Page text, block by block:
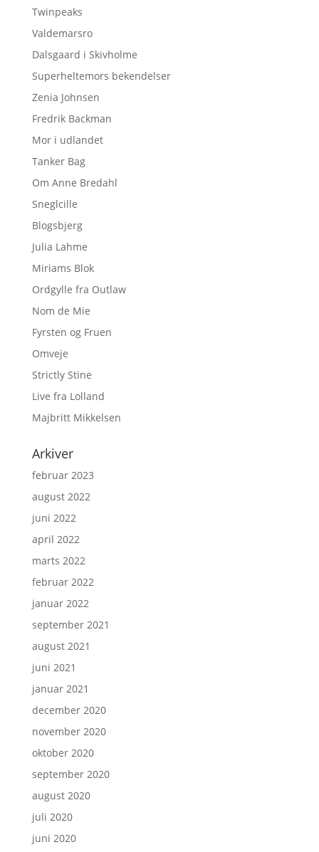
Twinpeaks
Valdemarsro
Dalsgaard i Skivholme
Superheltemors bekendelser
Zenia Johnsen
Fredrik Backman
Mor i udlandet
Tanker Bag
Om Anne Bredahl
Sneglcille
Blogsbjerg
Julia Lahme
Miriams Blok
Ordgylle fra Outlaw
Nom de Mie
Fyrsten og Fruen
Omveje
Strictly Stine
Live fra Lolland
Majbritt Mikkelsen
Arkiver
februar 2023
august 2022
juni 2022
april 2022
marts 2022
februar 2022
januar 2022
september 2021
august 2021
juni 2021
januar 2021
december 2020
november 2020
oktober 2020
september 2020
august 2020
juli 2020
juni 2020